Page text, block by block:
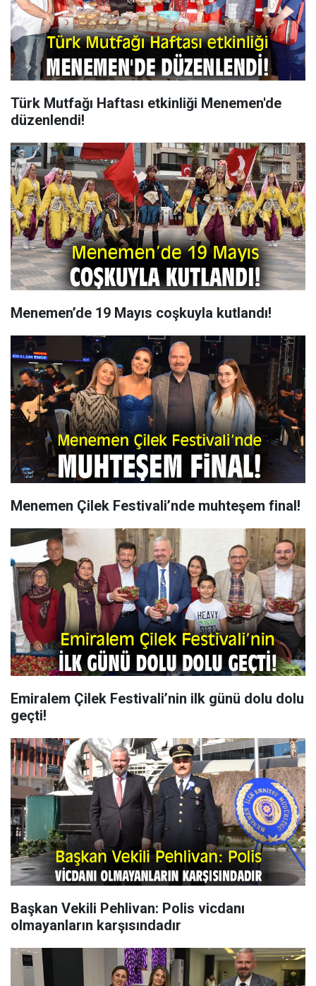
Türk Mutfağı Haftası etkinliği Menemen'de
düzenlendi!
Menemen’de 19 Mayıs coşkuyla kutlandı!
Menemen Çilek Festivali’nde muhteşem final!
Emiralem Çilek Festivali’nin ilk günü dolu dolu
geçti!
Başkan Vekili Pehlivan: Polis vicdanı
olmayanların karşısındadır